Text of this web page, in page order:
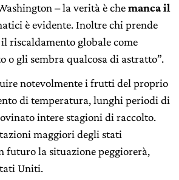
– la verità è chemanca il
è evidente. Inoltre chi prende
riscaldamento globale come
o gli sembra qualcosa di astratto”.
notevolmente i frutti del proprio
di temperatura, lunghi periodi di
intere stagioni di raccolto.
maggiori degli stati
futuro la situazione peggiorerà,
Uniti.